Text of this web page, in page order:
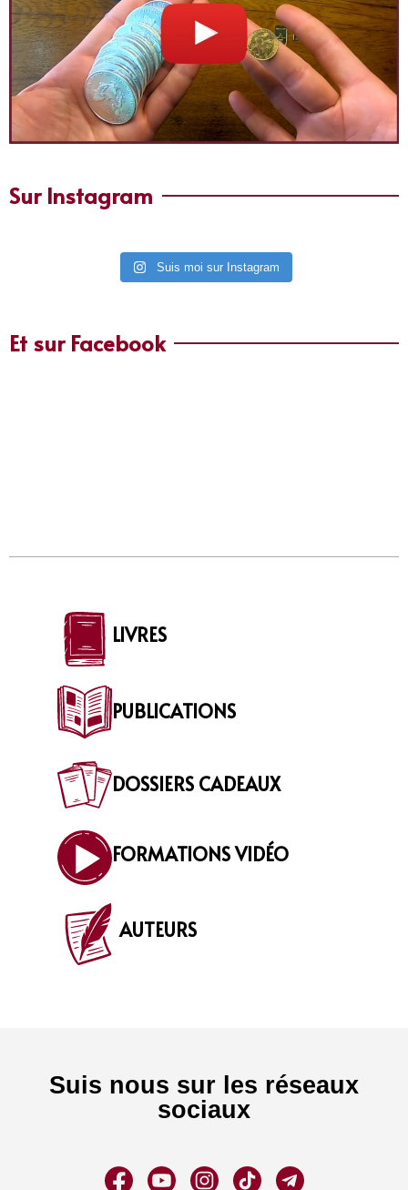
Sur Instagram
Suis moi sur Instagram
Et sur Facebook
LIVRES
PUBLICATIONS
DOSSIERS CADEAUX
FORMATIONS VIDÉO
AUTEURS
Suis nous sur les réseaux
sociaux